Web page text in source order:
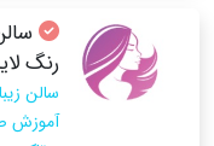
رنگ
سالن
آموزش